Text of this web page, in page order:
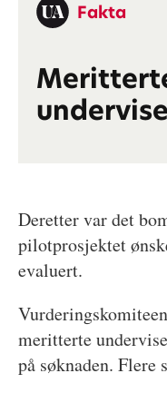
Fakta
Deretter var det
pilotprosjektet
evaluert.
meritterte
på søknaden.